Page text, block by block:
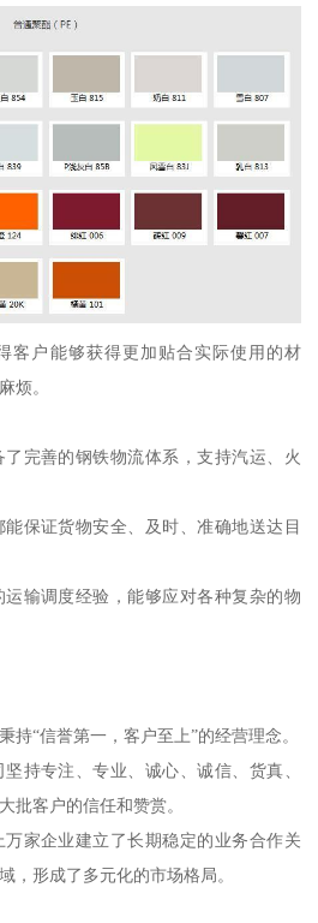
客户能够获得更加贴合实际使用的材
烦。
完善的钢铁物流体系，支持汽运、火
保证货物安全、及时、准确地送达目
输调度经验，能够应对各种复杂的物
持“信誉第一，客户至上”的经营理念。
持专注、专业、诚心、诚信、货真、
批客户的信任和赞赏。
家企业建立了长期稳定的业务合作关
，形成了多元化的市场格局。